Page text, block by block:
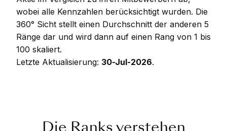
wobei alle Kennzahlen berücksichtigt wurden. Die
360° Sicht stellt einen Durchschnitt der anderen 5
Ränge dar und wird dann auf einen Rang von 1 bis
100 skaliert.
Letzte Aktualisierung: 30-Jul-2026.